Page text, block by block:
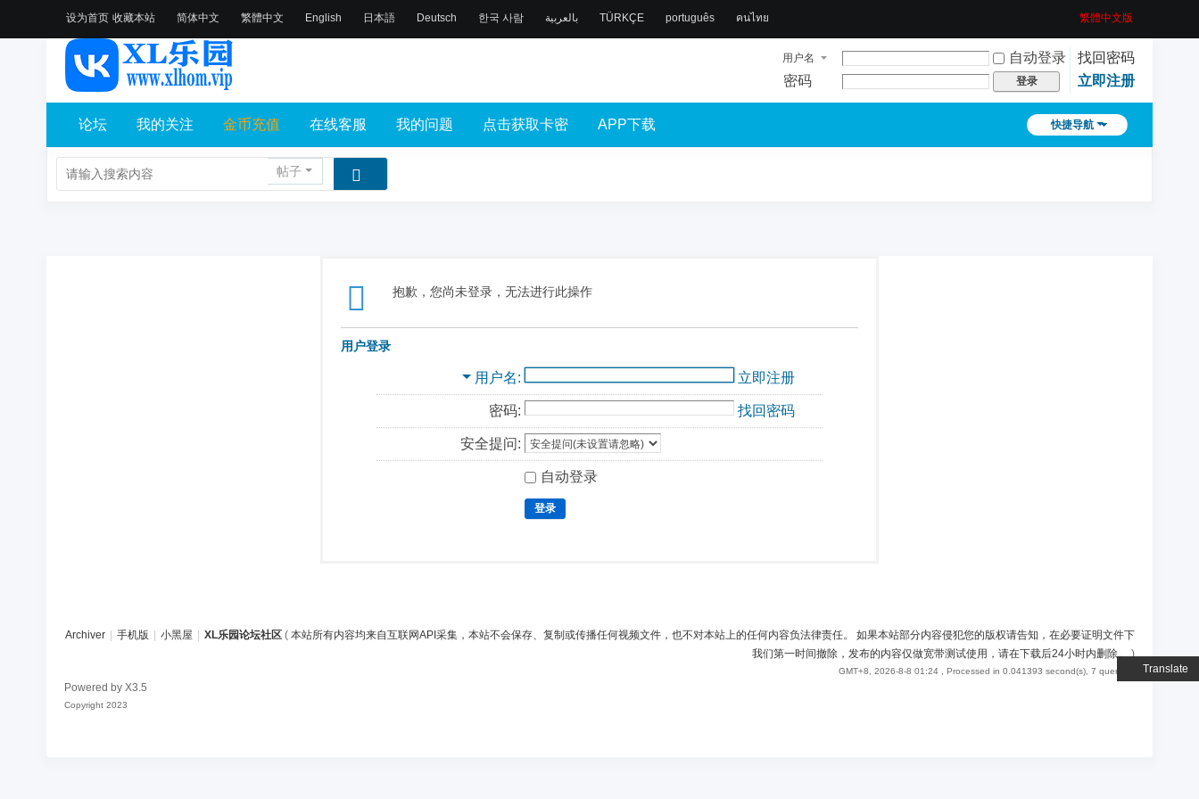
设为首页 收藏本站
Translate
简体中文 繁體中文 English 日本語 Deutsch 한국 사람 بالعربية TÜRKÇE português คนไทย 繁體中文版
用户名 自动登录
找回密码
密码
登录 立即注册
快捷导航
论坛 我的关注 金币充值 在线客服 我的问题 点击获取卡密 APP下载
帖子
抱歉，您尚未登录，无法进行此操作
用户登录
用户名 立即注册
密码: 找回密码
安全提问:
自动登录
登录
Archiver 手机版 小黑屋 XL乐园论坛社区 ( 本站所有内容均来自互联网API采集，本站不会保存、复制或传播任何视频文件，也不对本站上的任何内容负法律责任。 如果本站部分内容侵犯您的版权请告知，在必要证明文件下
我们第一时间撤除，发布的内容仅做宽带测试使用，请在下载后24小时内删除。)
GMT+8, 2026-8-8 01:24 , Processed in 0.041393 second(s), 7 queries .
Powered by X3.5
Copyright 2023